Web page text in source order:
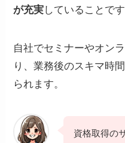
が充実していることです
自社でセミナーやオン
り、業務後のスキマ時
られます。
資格取得の